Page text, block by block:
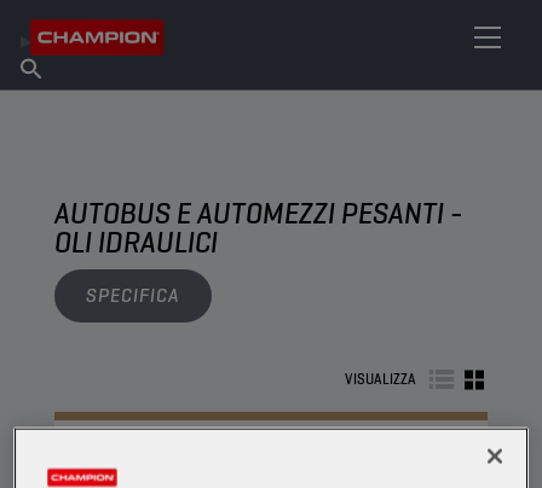
Informazioni su Champion
Trova un punto vendita
AUTOBUS E AUTOMEZZI PESANTI -
OLI IDRAULICI
SPECIFICA
VISUALIZZA